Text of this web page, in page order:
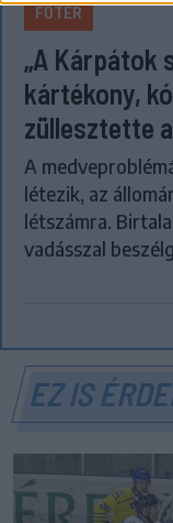
FŐTÉR
„A Kárpátok
kártékony,
züllesztette
A
létezik, az
létszámra.
vadásszal
EZ IS